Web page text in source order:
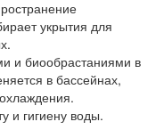
укрытия для
и биообрастаниями в
в бассейнах,
и гигиену воды.